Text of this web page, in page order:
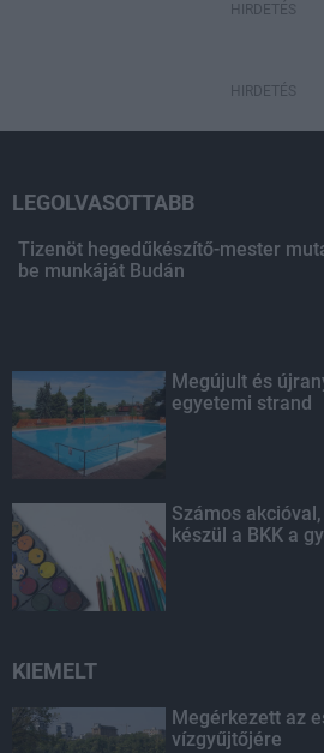
HIRDETÉS
HIRDETÉS
LEGOLVASOTTABB
Tizenöt hegedűkészítő-mester
be munkáját Budán
Megújult és
egyetemi strand
Számos
készül a BKK a
KIEMELT
Megérkezett az
vízgyűjtőjére